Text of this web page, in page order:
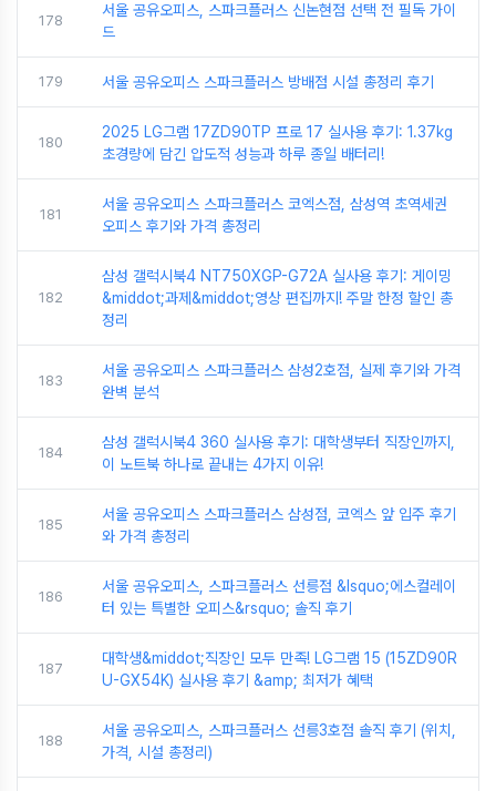
178
서울 공유오피스, 스파크플러스 신논현점 선택 전 필독 가이
드
179 서울 공유오피스 스파크플러스 방배점 시설 총정리 후기
180
2025 LG그램 17ZD90TP 프로 17 실사용 후기: 1.37kg
초경량에 담긴 압도적 성능과 하루 종일 배터리!
181
서울 공유오피스 스파크플러스 코엑스점, 삼성역 초역세권
오피스 후기와 가격 총정리
182
삼성 갤럭시북4 NT750XGP-G72A 실사용 후기: 게이밍
&middot;과제&middot;영상 편집까지! 주말 한정 할인 총
정리
183
서울 공유오피스 스파크플러스 삼성2호점, 실제 후기와 가격
완벽 분석
184
삼성 갤럭시북4 360 실사용 후기: 대학생부터 직장인까지,
이 노트북 하나로 끝내는 4가지 이유!
185
서울 공유오피스 스파크플러스 삼성점, 코엑스 앞 입주 후기
와 가격 총정리
186
서울 공유오피스, 스파크플러스 선릉점 &lsquo;에스컬레이
터 있는 특별한 오피스&rsquo; 솔직 후기
187
대학생&middot;직장인 모두 만족! LG그램 15 (15ZD90R
U-GX54K) 실사용 후기 &amp; 최저가 혜택
188
서울 공유오피스, 스파크플러스 선릉3호점 솔직 후기 (위치,
가격, 시설 총정리)